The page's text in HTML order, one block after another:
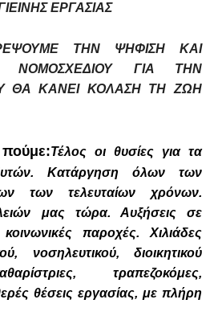
ΕΡΓΑΣΙΑΣ
ΤΗΝ ΨΗΦΙΣΗ ΚΑΙ
ΝΟΜΟΣΧΕΔΙΟΥ ΓΙΑ ΤΗΝ
ΘΑ ΚΑΝΕΙ ΚΟΛΑΣΗ ΤΗ ΖΩΗ
Τέλος οι θυσίες για τα
Κατάργηση όλων των
των τελευταίων χρόνων.
μας τώρα. Αυξήσεις σε
παροχές. Χιλιάδες
νοσηλευτικού, διοικητικού
τραπεζοκόμες,
θέσεις εργασίας, με πλήρη